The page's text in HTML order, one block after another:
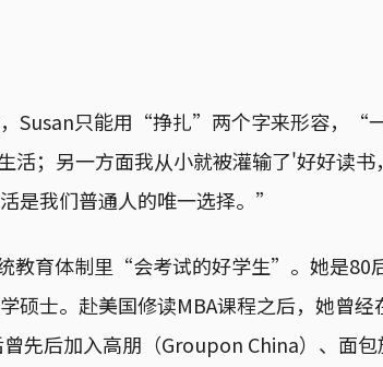
Susan只能用“挣扎”两个字来形容，“
活；另一方面我从小就被灌输了'好好读书
是我们普通人的唯一选择。”
教育体制里“会考试的好学生”。她是80
硕士。赴美国修读MBA课程之后，她曾
先后加入高朋（Groupon China）、面